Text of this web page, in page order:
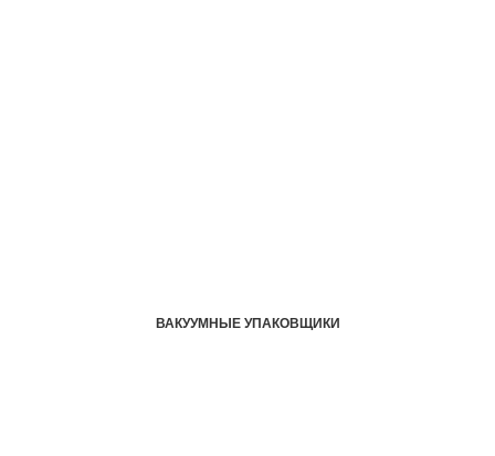
ВАКУУМНЫЕ УПАКОВЩИКИ